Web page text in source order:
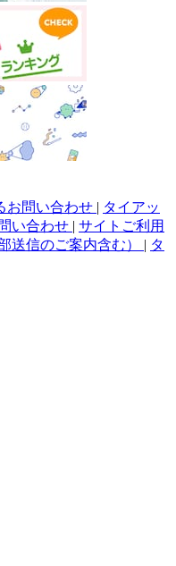
お問い合わせ | タイアッ
い合わせ | サイトご利用
送信のご案内含む） | タ